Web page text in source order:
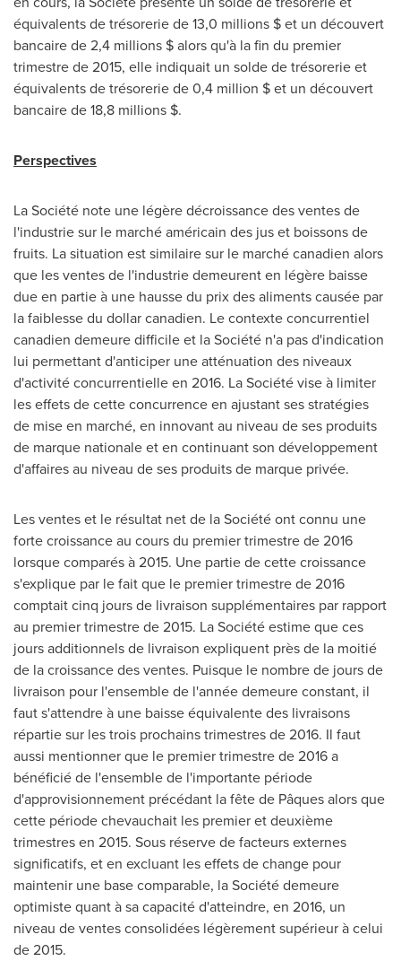
équivalents de trésorerie de 13,0 millions $ et un découvert
bancaire de 2,4 millions $ alors qu'à la fin du premier
trimestre de 2015, elle indiquait un solde de trésorerie et
équivalents de trésorerie de 0,4 million $ et un découvert
bancaire de 18,8 millions $.
Perspectives
La Société note une légère décroissance des ventes de
l'industrie sur le marché américain des jus et boissons de
fruits. La situation est similaire sur le marché canadien alors
que les ventes de l'industrie demeurent en légère baisse
due en partie à une hausse du prix des aliments causée par
la faiblesse du dollar canadien. Le contexte concurrentiel
canadien demeure difficile et la Société n'a pas d'indication
lui permettant d'anticiper une atténuation des niveaux
d'activité concurrentielle en 2016. La Société vise à limiter
les effets de cette concurrence en ajustant ses stratégies
de mise en marché, en innovant au niveau de ses produits
de marque nationale et en continuant son développement
d'affaires au niveau de ses produits de marque privée.
Les ventes et le résultat net de la Société ont connu une
forte croissance au cours du premier trimestre de 2016
lorsque comparés à 2015. Une partie de cette croissance
s'explique par le fait que le premier trimestre de 2016
comptait cinq jours de livraison supplémentaires par rapport
au premier trimestre de 2015. La Société estime que ces
jours additionnels de livraison expliquent près de la moitié
de la croissance des ventes. Puisque le nombre de jours de
livraison pour l'ensemble de l'année demeure constant, il
faut s'attendre à une baisse équivalente des livraisons
répartie sur les trois prochains trimestres de 2016. Il faut
aussi mentionner que le premier trimestre de 2016 a
bénéficié de l'ensemble de l'importante période
d'approvisionnement précédant la fête de Pâques alors que
cette période chevauchait les premier et deuxième
trimestres en 2015. Sous réserve de facteurs externes
significatifs, et en excluant les effets de change pour
maintenir une base comparable, la Société demeure
optimiste quant à sa capacité d'atteindre, en 2016, un
niveau de ventes consolidées légèrement supérieur à celui
de 2015.